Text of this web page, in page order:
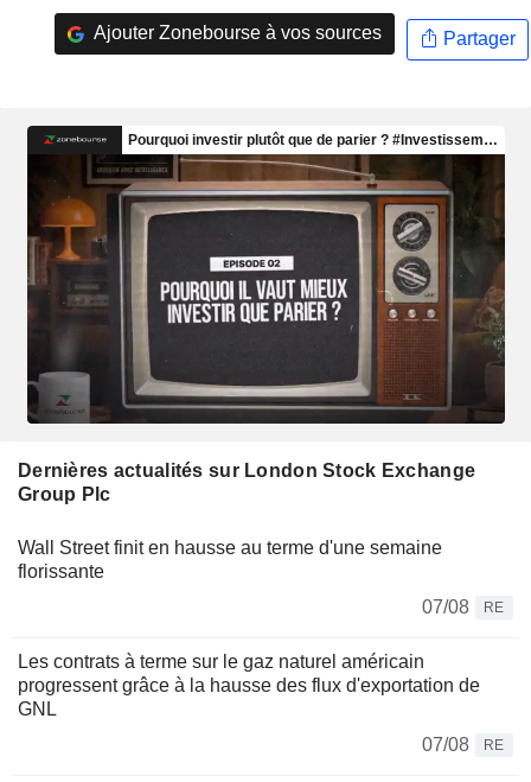
Ajouter Zonebourse à vos sources Partager
Dernières actualités sur London Stock Exchange
Group Plc
Wall Street finit en hausse au terme d'une semaine
florissante
07/08
RE
Les contrats à terme sur le gaz naturel américain
progressent grâce à la hausse des flux d'exportation de
GNL
07/08
RE